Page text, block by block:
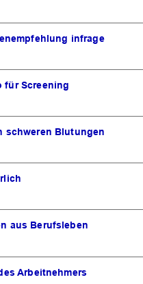
infrage
für Screening
schweren Blutungen
aus Berufsleben
Arbeitnehmers